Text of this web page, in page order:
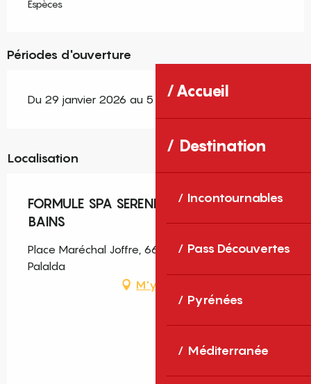
Accueil
Destination
Incontournables
Pass Découvertes
Pyrénées
Méditerranée
Espèces
Périodes d'ouverture
Du 29 janvier 2026 au 5 décembre 2026
Localisation
FORMULE SPA SERENITE - AMELIE-LES-
BAINS
Place Maréchal Joffre, 66110 Amélie-les-Bains-
Palalda
M'y rendre